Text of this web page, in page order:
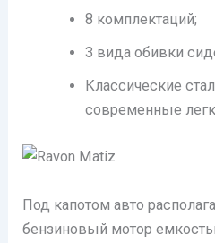
8 комплектаций;
3 вида обивки
Классические
современные
Под капотом авто
бензиновый мотор